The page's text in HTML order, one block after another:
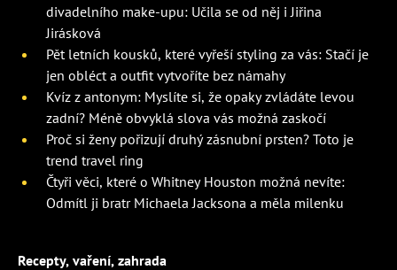
divadelního make-upu: Učila se od něj i Jiřina
Jirásková
Pět letních kousků, které vyřeší styling za vás: Stačí je
jen obléct a outfit vytvoříte bez námahy
Kvíz z antonym: Myslíte si, že opaky zvládáte levou
zadní? Méně obvyklá slova vás možná zaskočí
Proč si ženy pořizují druhý zásnubní prsten? Toto je
trend travel ring
Čtyři věci, které o Whitney Houston možná nevíte:
Odmítl ji bratr Michaela Jacksona a měla milenku
Recepty, vaření, zahrada